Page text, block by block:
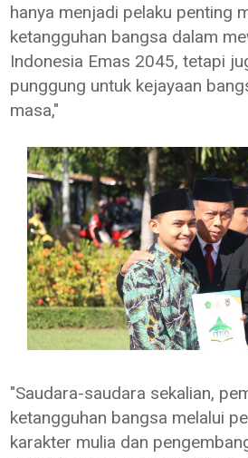
hanya menjadi pelaku penting
ketangguhan bangsa dalam
Indonesia Emas 2045, tetapi
punggung untuk kejayaan
masa,"
"Saudara-saudara sekalian,
ketangguhan bangsa melalui
karakter mulia dan